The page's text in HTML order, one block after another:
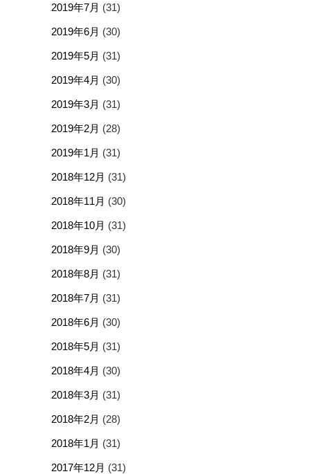
2019年7月 (31)
2019年6月 (30)
2019年5月 (31)
2019年4月 (30)
2019年3月 (31)
2019年2月 (28)
2019年1月 (31)
2018年12月 (31)
2018年11月 (30)
2018年10月 (31)
2018年9月 (30)
2018年8月 (31)
2018年7月 (31)
2018年6月 (30)
2018年5月 (31)
2018年4月 (30)
2018年3月 (31)
2018年2月 (28)
2018年1月 (31)
2017年12月 (31)